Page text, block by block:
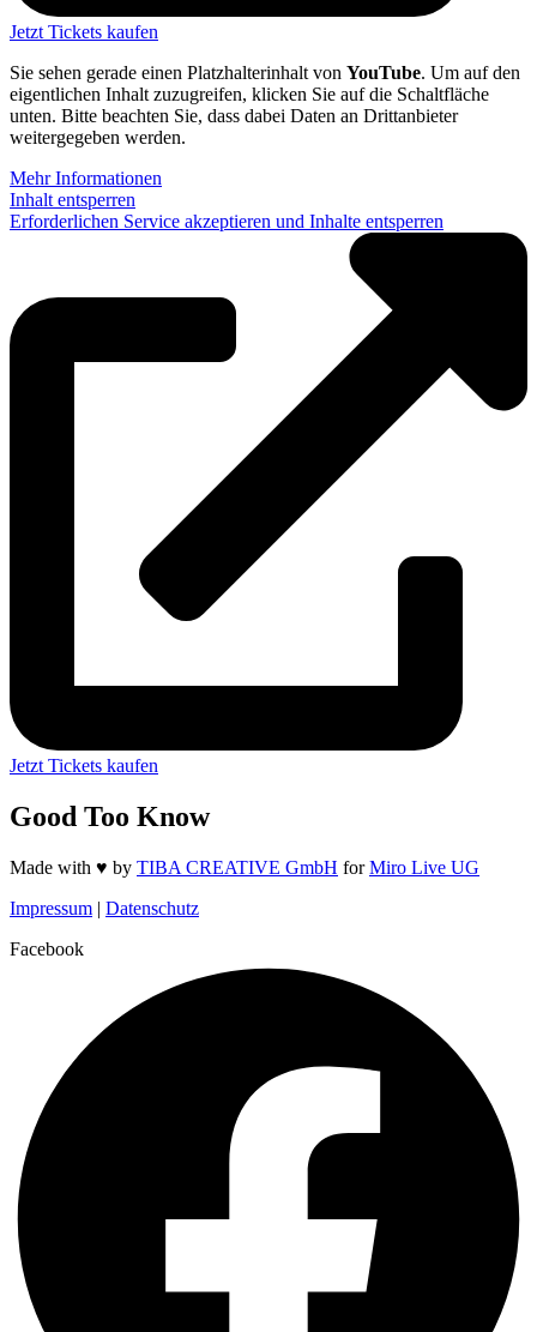
Jetzt Tickets kaufen
Sie sehen gerade einen Platzhalterinhalt von YouTube. Um auf den
eigentlichen Inhalt zuzugreifen, klicken Sie auf die Schaltfläche
unten. Bitte beachten Sie, dass dabei Daten an Drittanbieter
weitergegeben werden.
Mehr Informationen
Inhalt entsperren
Erforderlichen Service akzeptieren und Inhalte entsperren
Jetzt Tickets kaufen
Good Too Know
Made with ♥️ by TIBA CREATIVE GmbH forMiro Live UG
Impressum | Datenschutz
Facebook